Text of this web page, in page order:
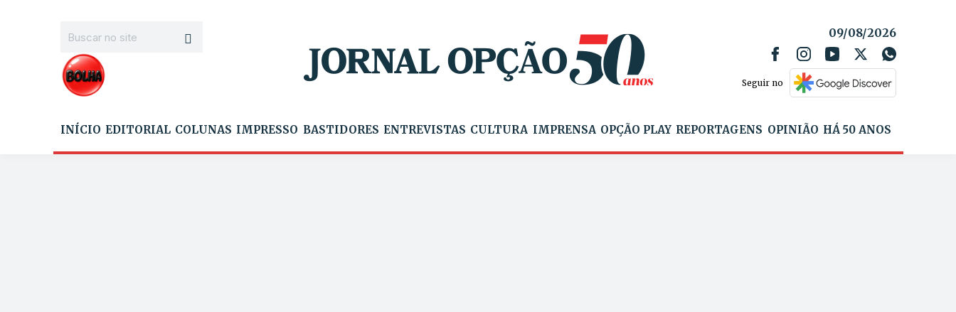
09/08/2026
Seguir no
INÍCIO EDITORIAL COLUNAS IMPRESSO BASTIDORES ENTREVISTAS CULTURA IMPRENSA OPÇÃO PLAY REPORTAGENS OPINIÃO HÁ 50 ANOS